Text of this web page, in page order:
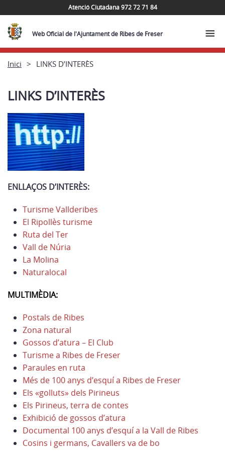
Atenció Ciutadana 972 72 71 84
Web Oficial de l'Ajuntament de Ribes de Freser
Inici LINKS D’INTERÈS
LINKS D’INTERÈS
ENLLAÇOS D’INTERÈS:
Turisme Vallderibes
El Ripollès turisme
Ruta del Ter
Vall de Núria
La Molina
Naturalocal
MULTIMÈDIA:
Postals de Ribes
Zona natural
Gossos d’atura – El Club
Turisme a Ribes de Freser
Paraules en ruta
Més de 100 anys d’esquí a Ribes de Freser
Els «golluts» dels Pirineus
Els Pirineus, terra de contes
Exhibició de gossos d’atura
Documental 100 anys d’esquí a la Vall de Ribes
Cosins i germans, Cavallers va de bo